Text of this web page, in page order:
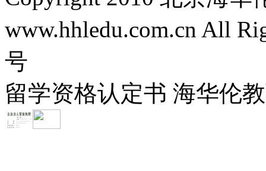
www.hhledu.com.cn All
号
留学资格认定书 海华伦